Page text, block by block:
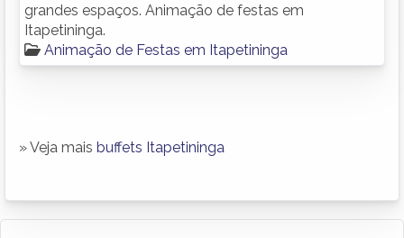
grandes espaços. Animação de festas em
Itapetininga.
Animação de Festas em Itapetininga
» Veja mais buffets Itapetininga